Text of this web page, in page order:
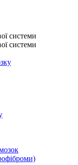
системи
системи